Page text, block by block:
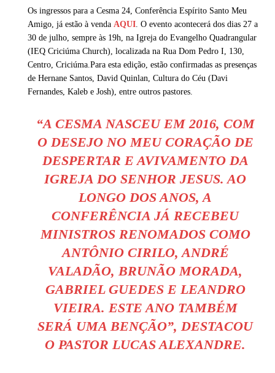
Os ingressos para a Cesma 24, Conferência Espírito Santo Meu
Amigo, já estão à venda AQUI . O evento acontecerá dos dias 27 a
30 de julho, sempre às 19h, na Igreja do Evangelho Quadrangular
(IEQ Criciúma Church), localizada na Rua Dom Pedro I, 130,
Centro, Criciúma.Para esta edição, estão confirmadas as presenças
de Hernane Santos, David Quinlan, Cultura do Céu (Davi
Fernandes, Kaleb e Josh), entre outros pastores.
“A CESMA NASCEU EM 2016, COM
O DESEJO NO MEU CORAÇÃO DE
DESPERTAR E AVIVAMENTO DA
IGREJA DO SENHOR JESUS. AO
LONGO DOS ANOS, A
CONFERÊNCIA JÁ RECEBEU
MINISTROS RENOMADOS COMO
ANTÔNIO CIRILO, ANDRÉ
VALADÃO, BRUNÃO MORADA,
GABRIEL GUEDES E LEANDRO
VIEIRA. ESTE ANO TAMBÉM
SERÁ UMA BENÇÃO”, DESTACOU
O PASTOR LUCAS ALEXANDRE.